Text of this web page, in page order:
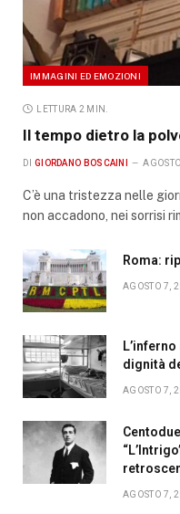
IMMAGINI ED EMOZIONI
LETTURA 2 MIN.
Il tempo dietro la
DI GIORDANO BOSCAINI
C’è una tristezza nelle
non accadono, nei sorrisi
Roma:
AGOSTO 7,
dignità
AGOSTO 7,
AGOSTO 7,